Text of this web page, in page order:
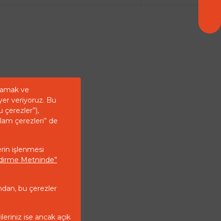
ve
veriyoruz. Bu
çerezler”),
çerezleri” de
işlenmesi
Metninde”
bu çerezler
ise ancak açık